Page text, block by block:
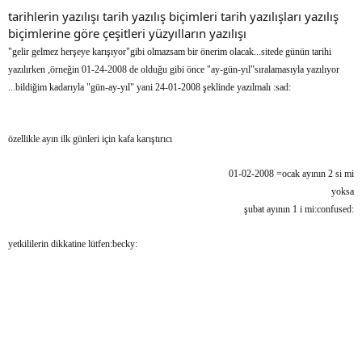
t
a
n
i
h
i
tarihlerin yazılışı tarih yazılış biçimleri tarih yazılışları yazılış
biçimlerine göre çeşitleri yüzyılların yazılışı
"gelir gelmez herşeye karışıyor"gibi olmazsam bir önerim olacak...sitede günün tarihi
yazılırken ,örneğin 01-24-2008 de olduğu gibi önce "ay-gün-yıl"sıralamasıyla yazılıyor
...bildiğim kadarıyla "gün-ay-yıl" yani 24-01-2008 şeklinde yazılmalı :sad:
özellikle ayın ilk günleri için kafa karıştırıcı
01-02-2008 =ocak ayının 2 si mi
yoksa
şubat ayının 1 i mi:confused:
yetkililerin dikkatine lütfen:becky: